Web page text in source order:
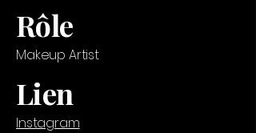
Rôle
Makeup Artist
Lien
Instagram